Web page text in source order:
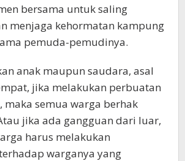
bersama untuk saling
menjaga kehormatan kampung
pemuda-pemudinya.
anak maupun saudara, asal
jika melakukan perbuatan
semua warga berhak
jika ada gangguan dari luar,
harus melakukan
warganya yang